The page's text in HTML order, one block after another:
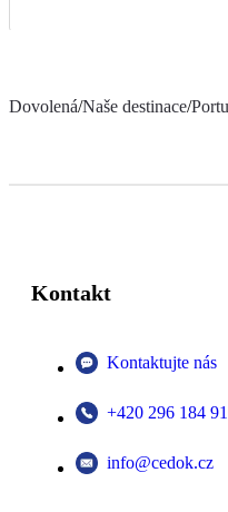
Dovolená/Naše destinace/
Kontakt
Kontaktujte nás
+420 296 184
info@cedok.cz